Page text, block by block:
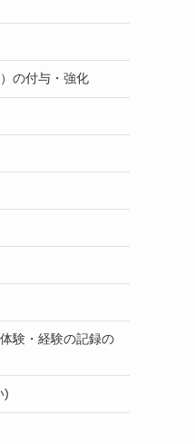
の付与・強化
験・経験の記録の
)